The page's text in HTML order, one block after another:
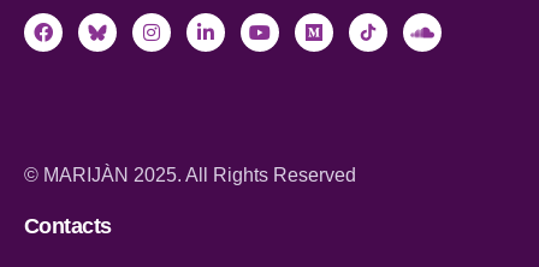
© MARIJÀN 2025. All Rights Reserved
Contacts